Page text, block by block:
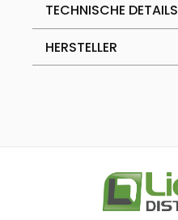
TECHNISCHE DETAILS
HERSTELLER